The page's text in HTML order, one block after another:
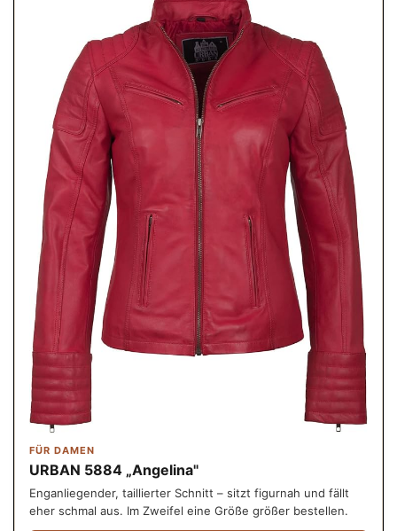
FÜR DAMEN
URBAN 5884 „Angelina"
Enganliegender, taillierter Schnitt – sitzt figurnah und fällt
eher schmal aus. Im Zweifel eine Größe größer bestellen.